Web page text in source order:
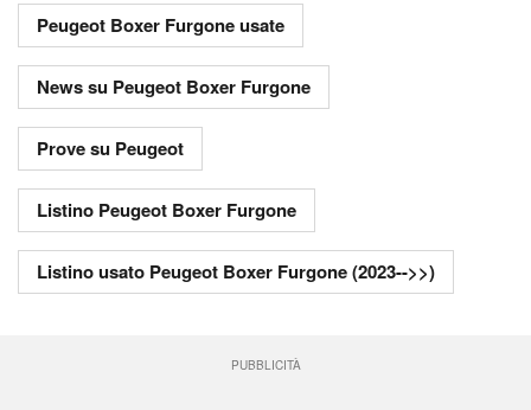
Peugeot Boxer Furgone usate
News su Peugeot Boxer Furgone
Prove su Peugeot
Listino Peugeot Boxer Furgone
Listino usato Peugeot Boxer Furgone (2023-->>)
PUBBLICITÀ